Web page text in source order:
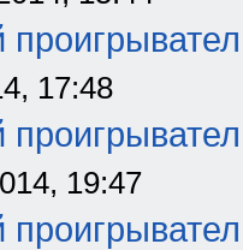
17:48
19:47